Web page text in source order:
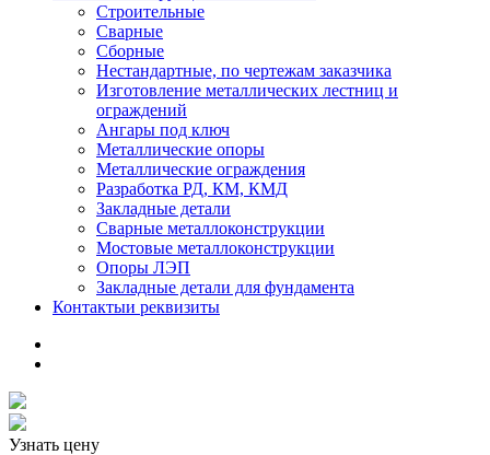
Строительные
Сварные
Сборные
Нестандартные, по чертежам заказчика
Изготовление металлических лестниц и
ограждений
Ангары под ключ
Металлические опоры
Металлические ограждения
Разработка РД, КМ, КМД
Закладные детали
Сварные металлоконструкции
Мостовые металлоконструкции
Опоры ЛЭП
Закладные детали для фундамента
Контактыи реквизиты
Узнать цену